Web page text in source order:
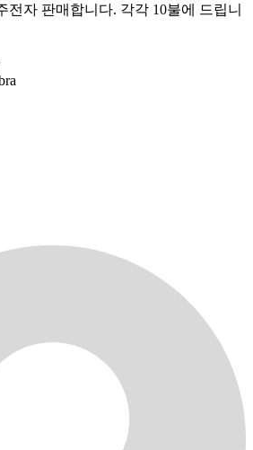
전자 판매합니다. 각각 10불에 드립니